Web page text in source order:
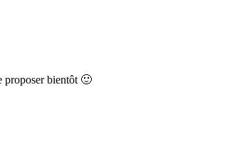
proposer bientôt 🙂